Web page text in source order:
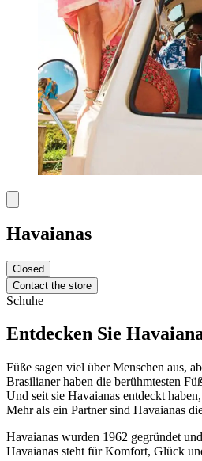
Havaianas
Closed
Contact the store
Schuhe
Entdecken Sie
Füße sagen viel über Menschen aus,
Brasilianer haben die berühmtesten
Und seit sie Havaianas entdeckt
Mehr als ein Partner sind Havaianas
Havaianas wurden 1962 gegründet
Havaianas steht für Komfort, Glück